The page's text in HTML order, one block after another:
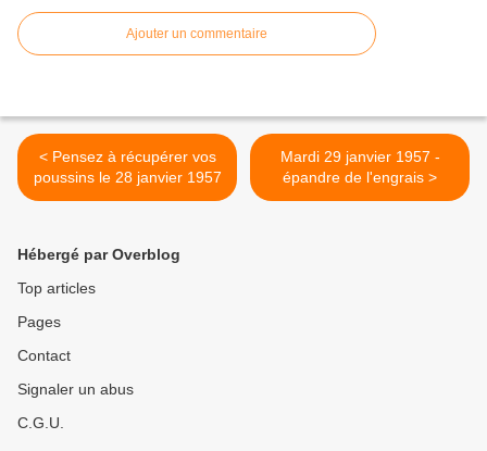
Ajouter un commentaire
< Pensez à récupérer vos
poussins le 28 janvier 1957
Mardi 29 janvier 1957 -
épandre de l'engrais >
Hébergé par Overblog
Top articles
Pages
Contact
Signaler un abus
C.G.U.